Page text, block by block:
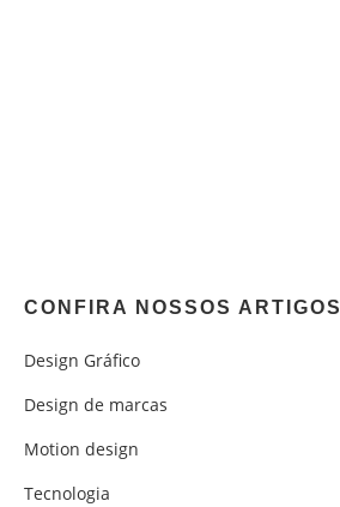
CONFIRA NOSSOS ARTIGOS
Design Gráfico
Design de marcas
Motion design
Tecnologia